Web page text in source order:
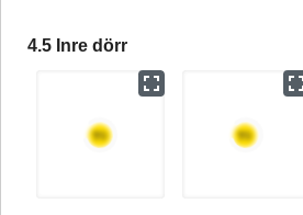
4.5 Inre dörr